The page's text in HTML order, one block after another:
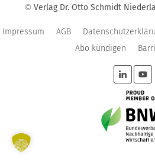
© Verlag Dr. Otto Schmidt
Impressum AGB
Abo kündigen